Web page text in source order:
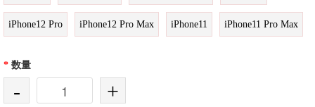
iPhone12 Pro iPhone12 Pro Max iPhone11 iPhone11 Pro Max
* 数量
- +